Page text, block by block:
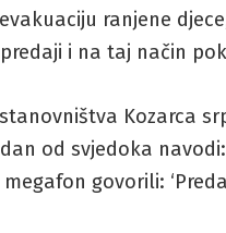
ranjene
i na taj način
Kozarca
od svjedoka
govorili: